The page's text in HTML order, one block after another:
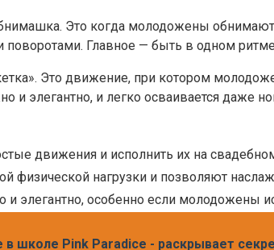
Это когда молодожены
Главное — быть в одном
Это движение, при котором
и элегантно, и легко осваивается даже
движения и исполнить их на
нагрузки и позволяют
элегантно, особенно если молодожены
в школе Pink Paradice - раскрывает